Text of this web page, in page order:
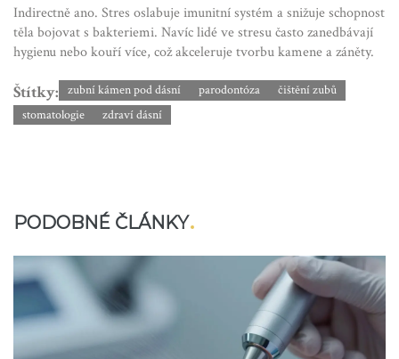
Indirectně ano. Stres oslabuje imunitní systém a snižuje schopnost
těla bojovat s bakteriemi. Navíc lidé ve stresu často zanedbávají
hygienu nebo kouří více, což akceleruje tvorbu kamene a záněty.
Štítky: zubní kámen pod dásní parodontóza
čištění zubů
stomatologie
zdraví dásní
PODOBNÉ ČLÁNKY